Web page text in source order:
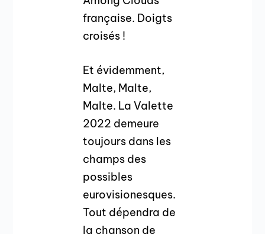
française. Doigts
croisés !
Et évidemment,
Malte, Malte,
Malte. La Valette
2022 demeure
toujours dans les
champs des
possibles
eurovisionesques.
Tout dépendra de
la chanson de